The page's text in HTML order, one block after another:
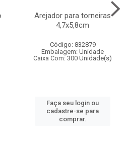
Arejador para torneiras
4,7x5,8cm
Código: 832879
Embalagem: Unidade
Caixa Com: 300 Unidade(s)
Faça seu login ou
cadastre-se para
comprar.